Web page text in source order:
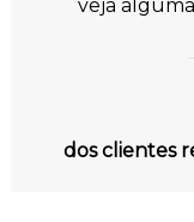
veja
dos clientes